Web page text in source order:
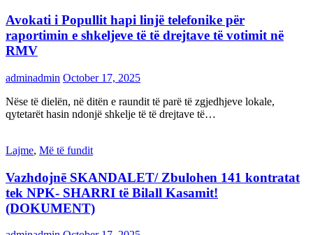
Avokati i Popullit hapi linjë telefonike për
raportimin e shkeljeve të të drejtave të votimit në
RMV
adminadmin October 17, 2025
Nëse të dielën, në ditën e raundit të parë të zgjedhjeve lokale,
qytetarët hasin ndonjë shkelje të të drejtave të…
Lajme, Më të fundit
Vazhdojnē SKANDALET/ Zbulohen 141 kontratat
tek NPK- SHARRI të Bilall Kasamit!
(DOKUMENT)